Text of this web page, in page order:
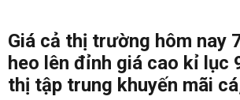
Giá cả thị trường hôm nay
heo lên đỉnh giá cao kỉ lục
thị tập trung khuyến mãi